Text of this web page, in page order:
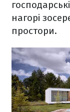
нагорі
простори.